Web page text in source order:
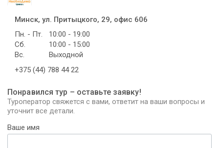
Минск, ул. Притыцкого, 29, офис 606
Пн. - Пт.
10:00 - 19:00
Сб.
10:00 - 15:00
Вс.
Выходной
+375 (44) 788 44 22
Понравился тур – оставьте заявку!
Туроператор свяжется с вами, ответит на ваши вопросы и
уточнит все детали.
Ваше имя